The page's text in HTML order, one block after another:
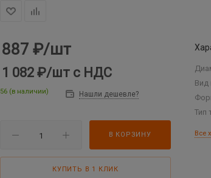
887 ₽/шт
1 082 ₽/шт с НДС
56 (в наличии) Нашли дешевле?
В КОРЗИНУ
КУПИТЬ В 1 КЛИК
Вид
Тип
Все